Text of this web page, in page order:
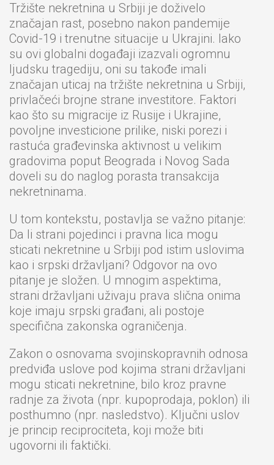
Tržište nekretnina u Srbiji je doživelo
značajan rast, posebno nakon pandemije
Covid-19 i trenutne situacije u Ukrajini. Iako
su ovi globalni događaji izazvali ogromnu
ljudsku tragediju, oni su takođe imali
značajan uticaj na tržište nekretnina u Srbiji,
privlačeći brojne strane investitore. Faktori
kao što su migracije iz Rusije i Ukrajine,
povoljne investicione prilike, niski porezi i
rastuća građevinska aktivnost u velikim
gradovima poput Beograda i Novog Sada
doveli su do naglog porasta transakcija
nekretninama.
U tom kontekstu, postavlja se važno pitanje:
Da li strani pojedinci i pravna lica mogu
sticati nekretnine u Srbiji pod istim uslovima
kao i srpski državljani? Odgovor na ovo
pitanje je složen. U mnogim aspektima,
strani državljani uživaju prava slična onima
koje imaju srpski građani, ali postoje
specifična zakonska ograničenja.
Zakon o osnovama svojinskopravnih odnosa
predviđa uslove pod kojima strani državljani
mogu sticati nekretnine, bilo kroz pravne
radnje za života (npr. kupoprodaja, poklon) ili
posthumno (npr. nasledstvo). Ključni uslov
je princip reciprociteta, koji može biti
ugovorni ili faktički.